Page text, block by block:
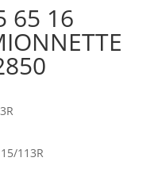
65 16
113R